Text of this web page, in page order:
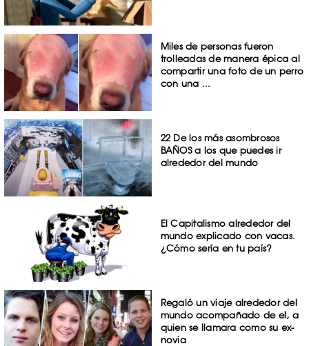
Miles de personas fueron
trolleadas de manera épica al
compartir una foto de un perro
con una ...
22 De los más asombrosos
BAÑOS a los que puedes ir
alrededor del mundo
El Capitalismo alrededor del
mundo explicado con vacas.
¿Cómo sería en tu país?
Regaló un viaje alrededor del
mundo acompañado de el, a
quien se llamara como su ex-
novia